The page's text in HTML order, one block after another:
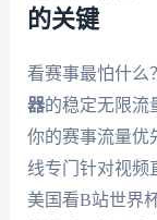
的关键
看赛事最怕什么
器的稳定无限流
你的赛事流量优
线专门针对视频
美国看B站世界